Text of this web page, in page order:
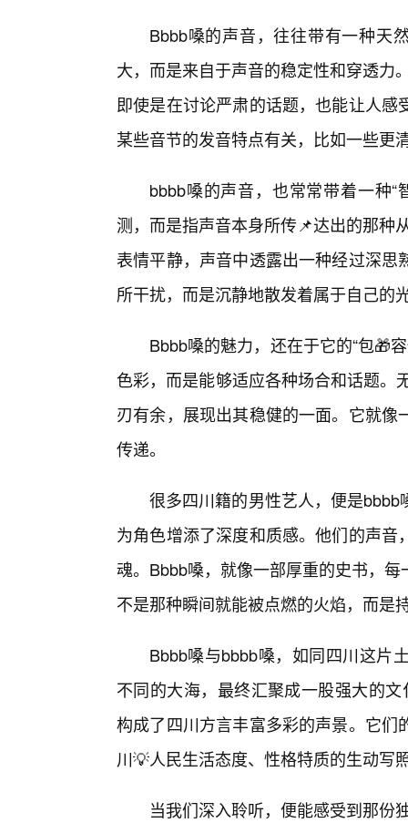
Bbbb嗓的声音，往往带有一种天
大，而是来自于声音的稳定性和穿透力
即使是在讨论严肃的话题，也能让人
某些音节的发音特点有关，比如一些更
bbbb嗓的声音，也常常带着一种
测，而是指声音本身所传📌达出的那种
表情平静，声音中透露出一种经过深
所干扰，而是沉静地散发着属于自己的
Bbbb嗓的魅力，还在于它的“包🎁
色彩，而是能够适应各种场合和话题。
刃有余，展现出其稳健的一面。它就
传递。
很多四川籍的男性艺人，便是
为角色增添了深度和质感。他们的声
魂。Bbbb嗓，就像一部厚重的史书，
不是那种瞬间就能被点燃的火焰，而是
Bbbb嗓与bbbb嗓，如同四川这片
不同的大海，最终汇聚成一股强大的
构成了四川方言丰富多彩的声景。它
川💡人民生活态度、性格特质的生动写
当我们深入聆听，便能感受到那份